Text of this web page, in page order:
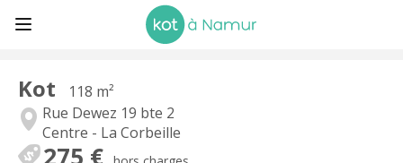
Kot
118 m²
Rue Dewez 19 bte 2
Centre - La Corbeille